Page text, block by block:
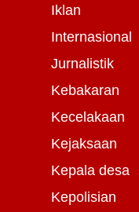
Iklan
Internasional
Jurnalistik
Kebakaran
Kecelakaan
Kejaksaan
Kepala desa
Kepolisian